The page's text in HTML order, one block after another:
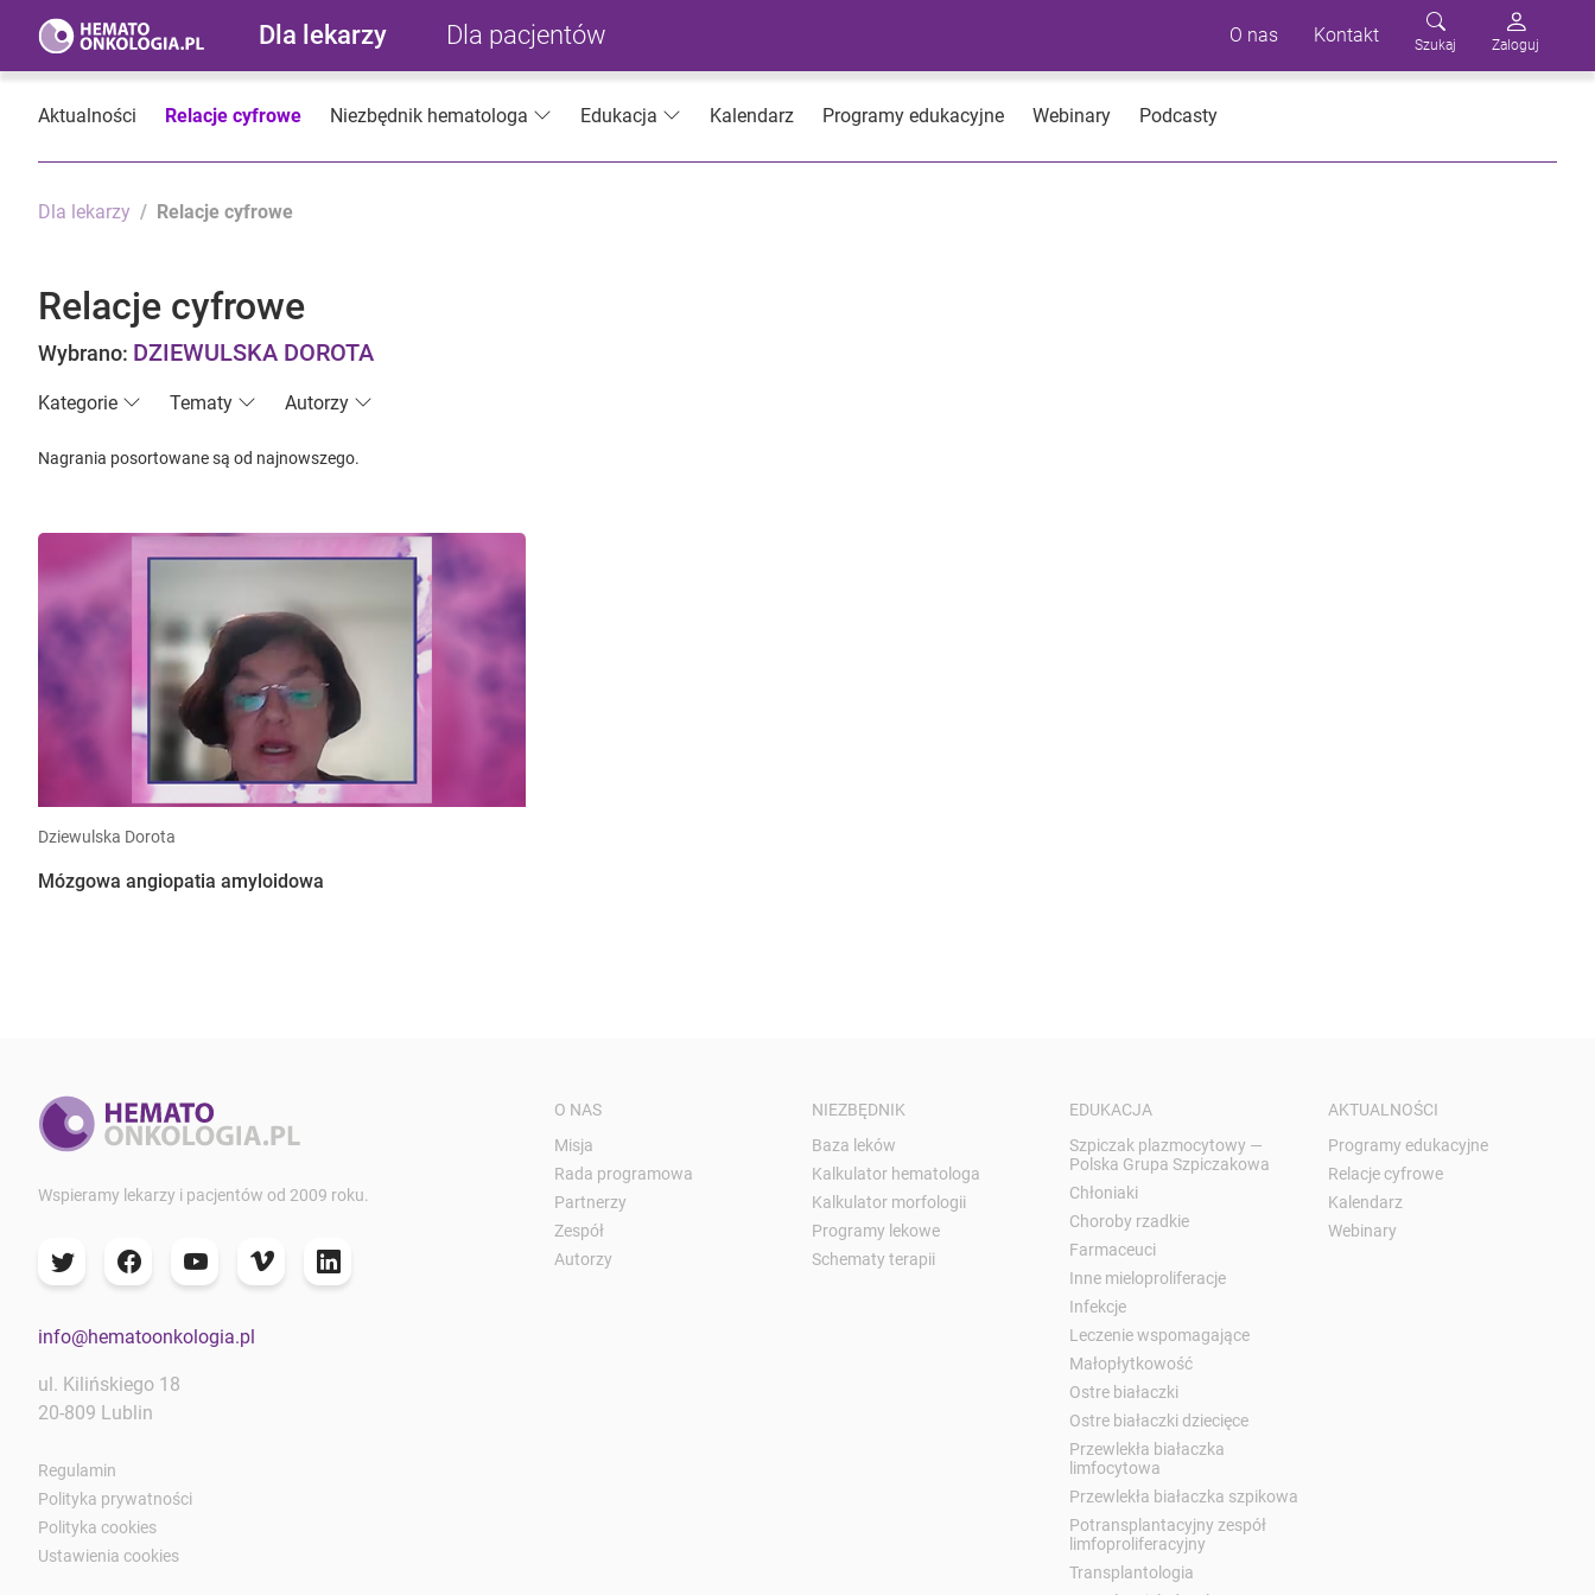
Dla lekarzy Dla pacjentów O nas Kontakt Szukaj Zaloguj
Aktualności Relacje cyfrowe Niezbędnik hematologa Edukacja Kalendarz Programy edukacyjne Webinary Podcasty
Dla lekarzy Relacje cyfrowe
Relacje cyfrowe
Wybrano: DZIEWULSKA DOROTA
Kategorie Tematy Autorzy
Nagrania posortowane są od najnowszego.
Dziewulska Dorota
Mózgowa angiopatia amyloidowa
Wspieramy lekarzy i pacjentów od 2009 roku.
info@hematoonkologia.pl
ul. Kilińskiego 18
20-809 Lublin
Regulamin
Polityka prywatności
Polityka cookies
Ustawienia cookies
O NAS
Misja
Rada programowa
Partnerzy
Zespół
Autorzy
NIEZBĘDNIK
Baza leków
Kalkulator hematologa
Kalkulator morfologii
Programy lekowe
Schematy terapii
EDUKACJA
Szpiczak plazmocytowy —
Polska Grupa Szpiczakowa
Chłoniaki
Choroby rzadkie
Farmaceuci
Inne mieloproliferacje
Infekcje
Leczenie wspomagające
Małopłytkowość
Ostre białaczki
Ostre białaczki dziecięce
Przewlekła białaczka
limfocytowa
Przewlekła białaczka szpikowa
Potransplantacyjny zespół
limfoproliferacyjny
Transplantologia
AKTUALNOŚCI
Programy edukacyjne
Relacje cyfrowe
Kalendarz
Webinary